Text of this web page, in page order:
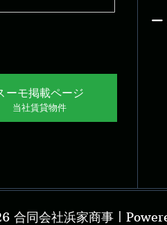
ーモ掲載ページ
当社賃貸物件
合同会社浜家商事 |